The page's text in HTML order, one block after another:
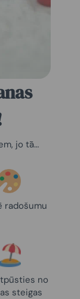
jo tā…
radošumu
no
steigas